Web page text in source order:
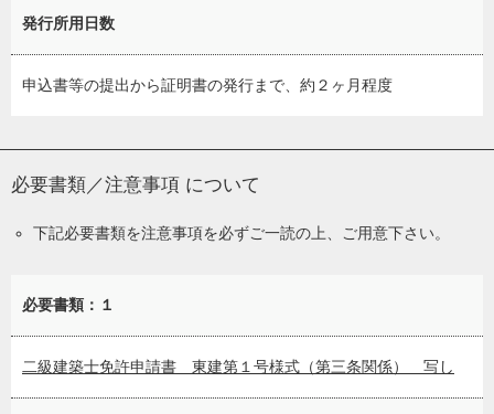
発行所用日数
申込書等の提出から証明書の発行まで、約２ヶ月程度
必要書類／注意事項 について
下記必要書類を注意事項を必ずご一読の上、ご用意下さい。
必要書類：１
二級建築士免許申請書 東建第１号様式（第三条関係） 写し